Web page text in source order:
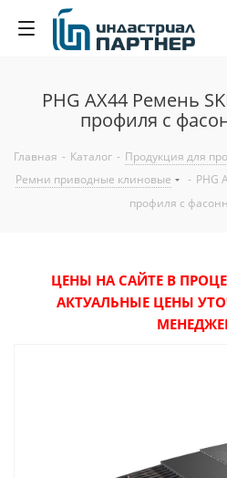
PHG AX44 Ремень
профиля с
Главная - Каталог - Продукция для
Ремни приводные клиновые
- PHG
профиля с
ЦЕНЫ НА САЙТЕ В
АКТУАЛЬНЫЕ ЦЕНЫ